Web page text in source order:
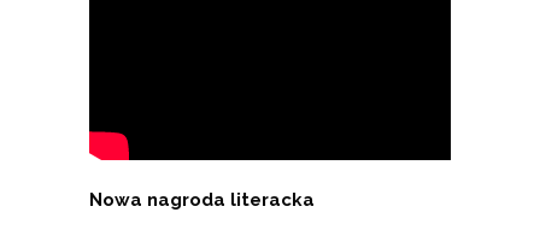
Nowa nagroda literacka